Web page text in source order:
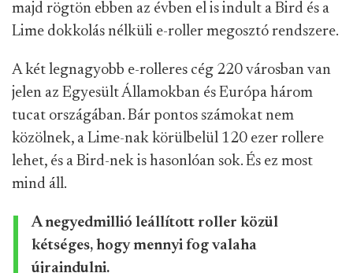
majd rögtön ebben az évben el is indult a Bird és a
Lime dokkolás nélküli e-roller megosztó rendszere.
A két legnagyobb e-rolleres cég 220 városban van
jelen az Egyesült Államokban és Európa három
tucat országában. Bár pontos számokat nem
közölnek, a Lime-nak körülbelül 120 ezer rollere
lehet, és a Bird-nek is hasonlóan sok. És ez most
mind áll.
A negyedmillió leállított roller közül
kétséges, hogy mennyi fog valaha
újraindulni.